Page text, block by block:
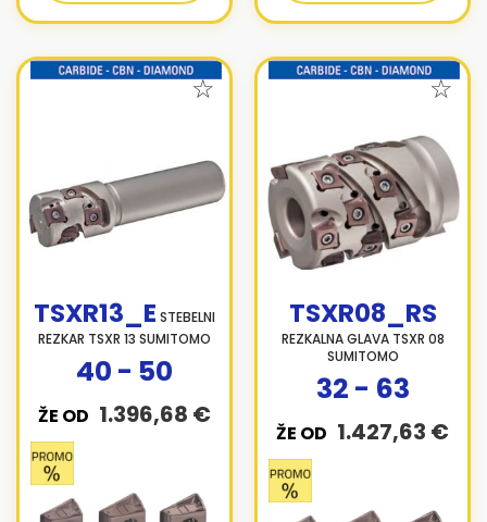
TSXR13_E STEBELNI
REZKAR TSXR 13 SUMITOMO
ŽE OD 1.396,68 €
40 - 50
TSXR08_RS
REZKALNA GLAVA TSXR 08
SUMITOMO
ŽE OD 1.427,63 €
32 - 63